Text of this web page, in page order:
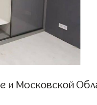
и Московской